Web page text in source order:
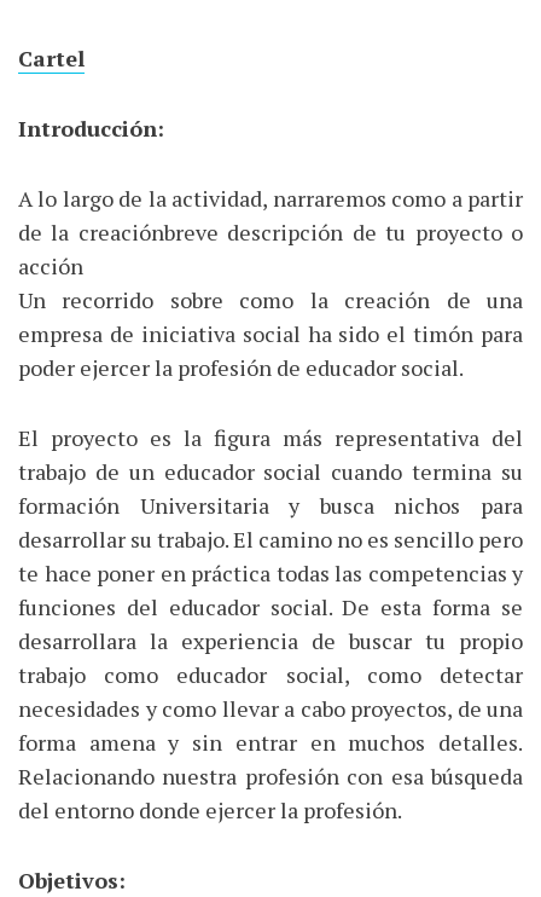
Cartel
Introducción:
A lo largo de la actividad, narraremos como a partir
de la creaciónbreve descripción de tu proyecto o
acción
Un recorrido sobre como la creación de una
empresa de iniciativa social ha sido el timón para
poder ejercer la profesión de educador social.
El proyecto es la figura más representativa del
trabajo de un educador social cuando termina su
formación Universitaria y busca nichos para
desarrollar su trabajo. El camino no es sencillo pero
te hace poner en práctica todas las competencias y
funciones del educador social. De esta forma se
desarrollara la experiencia de buscar tu propio
trabajo como educador social, como detectar
necesidades y como llevar a cabo proyectos, de una
forma amena y sin entrar en muchos detalles.
Relacionando nuestra profesión con esa búsqueda
del entorno donde ejercer la profesión.
Objetivos: